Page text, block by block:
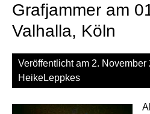
Grafjammer am
Valhalla, Köln
Veröffentlicht am 2. November
HeikeLeppkes